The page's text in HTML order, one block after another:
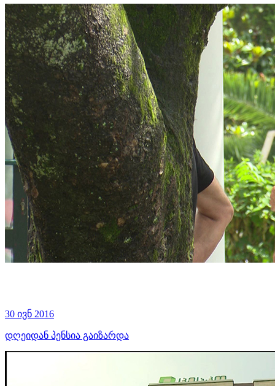
30 ივნ 2016
დღეიდან პენსია გაიზარდა